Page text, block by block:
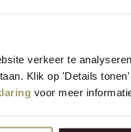
verkeer te
Klik op 'Details
voor meer